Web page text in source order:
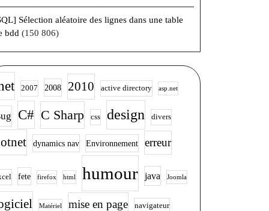
Sélection aléatoire des lignes dans une table
bdd (150 806)
2007 2008 2010 active directory asp.net
C# C Sharp css design divers
dynamics nav Environnement erreur
fete firefox html humour java Joomla
Matériel mise en page navigateur